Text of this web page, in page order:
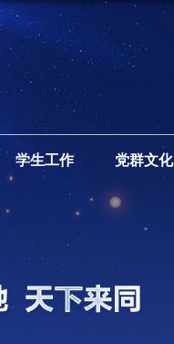
学生工作 党群文化